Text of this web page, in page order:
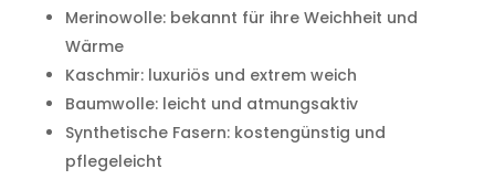
Merinowolle: bekannt für ihre Weichheit und
Wärme
Kaschmir: luxuriös und extrem weich
Baumwolle: leicht und atmungsaktiv
Synthetische Fasern: kostengünstig und
pflegeleicht